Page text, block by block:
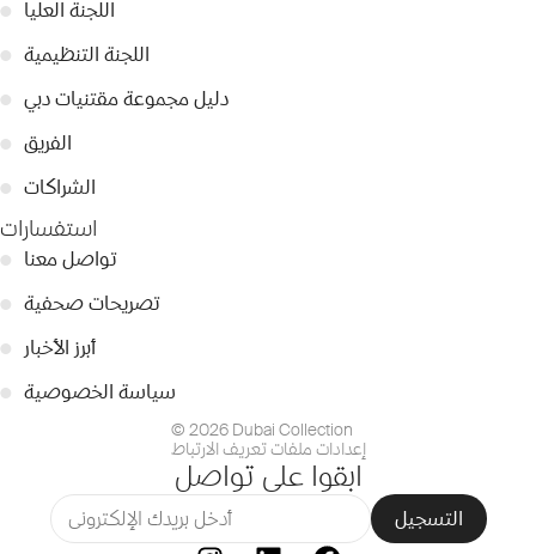
● اللجنة العليا
● اللجنة التنظيمية
● دليل مجموعة مقتنيات دبي
● الفريق
● الشراكات
استفسارات
● تواصل معنا
● تصريحات صحفية
●
أبرز الأخبار
● سياسة الخصوصية
© 2026 Dubai Collection
إعدادات ملفات تعريف الارتباط
ابقوا على تواصل
التسجيل